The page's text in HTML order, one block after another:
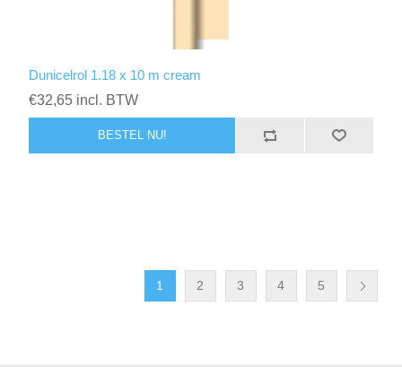
Dunicelrol 1.18 x 10 m cream
€32,65 incl. BTW
1 2 3 4 5